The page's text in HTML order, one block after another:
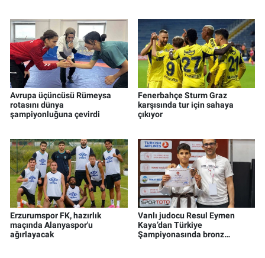
Avrupa üçüncüsü Rümeysa
rotasını dünya
şampiyonluğuna çevirdi
Fenerbahçe Sturm Graz
karşısında tur için sahaya
çıkıyor
Erzurumspor FK, hazırlık
maçında Alanyaspor'u
ağırlayacak
Vanlı judocu Resul Eymen
Kaya’dan Türkiye
Şampiyonasında bronz